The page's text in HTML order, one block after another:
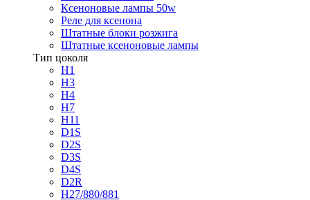
Ксеноновые лампы 50w
Реле для ксенона
Штатные блоки розжига
Штатные ксеноновые лампы
Тип цоколя
H1
H3
H4
H7
H11
D1S
D2S
D3S
D4S
D2R
H27/880/881